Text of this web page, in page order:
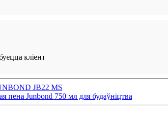
кліент
JB22 MS
пена Junbond 750 мл для будаўніцтва